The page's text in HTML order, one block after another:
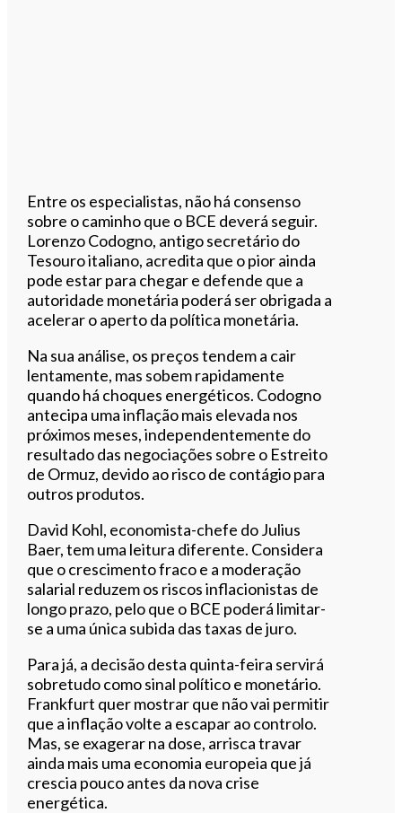
Entre os especialistas, não há consenso
sobre o caminho que o BCE deverá seguir.
Lorenzo Codogno, antigo secretário do
Tesouro italiano, acredita que o pior ainda
pode estar para chegar e defende que a
autoridade monetária poderá ser obrigada a
acelerar o aperto da política monetária.
Na sua análise, os preços tendem a cair
lentamente, mas sobem rapidamente
quando há choques energéticos. Codogno
antecipa uma inflação mais elevada nos
próximos meses, independentemente do
resultado das negociações sobre o Estreito
de Ormuz, devido ao risco de contágio para
outros produtos.
David Kohl, economista-chefe do Julius
Baer, tem uma leitura diferente. Considera
que o crescimento fraco e a moderação
salarial reduzem os riscos inflacionistas de
longo prazo, pelo que o BCE poderá limitar-
se a uma única subida das taxas de juro.
Para já, a decisão desta quinta-feira servirá
sobretudo como sinal político e monetário.
Frankfurt quer mostrar que não vai permitir
que a inflação volte a escapar ao controlo.
Mas, se exagerar na dose, arrisca travar
ainda mais uma economia europeia que já
crescia pouco antes da nova crise
energética.